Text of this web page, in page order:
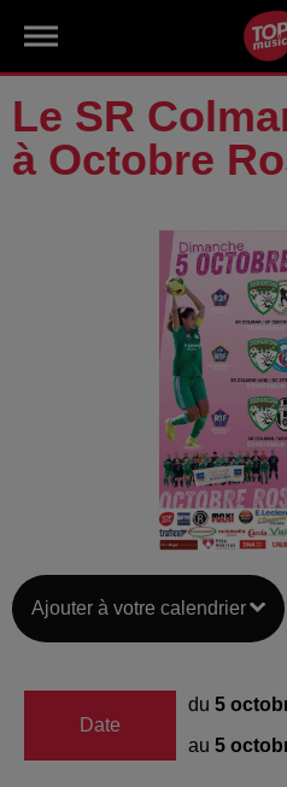
Le SR
à Octobre
Ajouter à votre calendrier
Date
du 5
au 5